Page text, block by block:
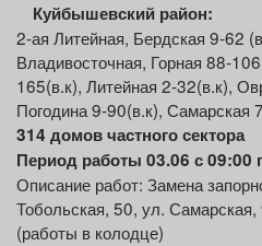
Куйбышевский район:
2-ая Литейная, Бердская 9-62
Владивосточная, Горная 88-
165(в.к), Литейная 2-32(в.к),
Погодина 9-90(в.к), Самарская
314 домов частного сектора
Период работы 03.06 с 09:00
Описание работ: Замена
Тобольская, 50, ул.
(работы в колодце)